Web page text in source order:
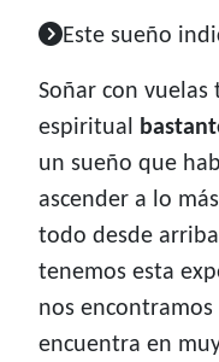
Este sueño
Soñar con
espiritual
un sueño que
ascender a lo
todo desde
tenemos esta
nos
encuentra en